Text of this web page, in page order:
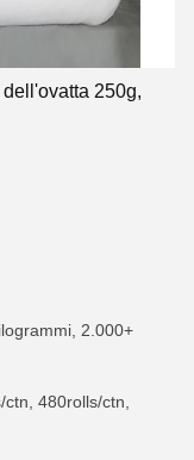
250g,
2.000+
480rolls/ctn,